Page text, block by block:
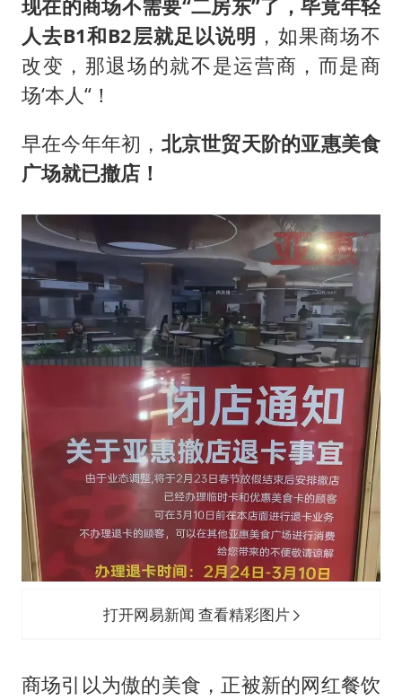
现在的商场不需要“二房东”了，毕竟年轻
人去B1和B2层就足以说明 ，如果商场不
改变，那退场的就不是运营商，而是商
场‘本人“！
早在今年年初， 北京世贸天阶的亚惠美食
广场就已撤店！
打开网易新闻 查看精彩图片
商场引以为傲的美食，正被新的网红餐饮